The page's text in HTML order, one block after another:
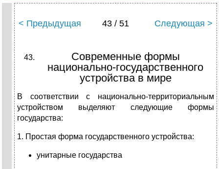
< Предыдущая 43 / 51 Следующая >
Современные формы
национально-государственного
устройства в мире
В соответствии с национально-территориальным
устройством выделяют следующие формы
государства:
1. Простая форма государственного устройства:
унитарные государства